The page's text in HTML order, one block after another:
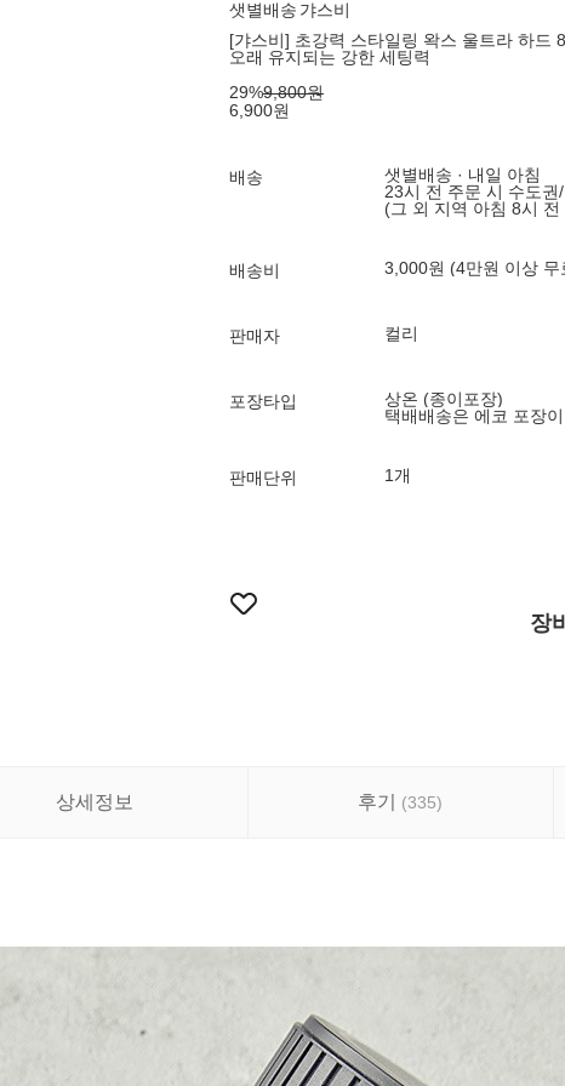
샛별배송 갸스비
[갸스비] 초강력 스타일링 왁스 울트라 하드
오래 유지되는 강한 세팅력
29%9,800원
6,900원
배송
샛별배송 · 내일 아침
23시 전 주문 시 수도
(그 외 지역 아침 8시 전
배송비 3,000원 (4만원 이상 무
판매자 컬리
포장타입
상온 (종이포장)
택배배송은 에코 포장
판매단위 1개
장
상세정보 후기 (335)